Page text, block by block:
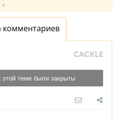
*
теме были закрыты